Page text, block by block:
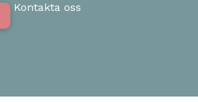
Kontakta oss